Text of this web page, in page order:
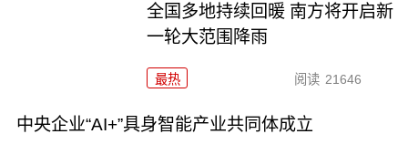
全国多地持续回暖 南方将开启新
一轮大范围降雨
最热 阅读 21646
中央企业“AI+”具身智能产业共同体成立